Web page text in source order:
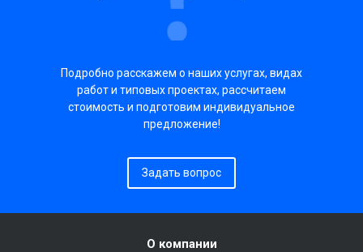
Подробно расскажем о наших услугах, видах
работ и типовых проектах, рассчитаем
стоимость и подготовим индивидуальное
предложение!
Задать вопрос
О компании